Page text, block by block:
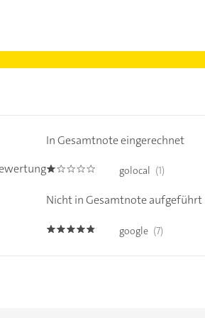
In Gesamtnote eingerechnet
1.0 golocal (1)
Nicht in Gesamtnote aufgeführt
4.7000003 google (7)